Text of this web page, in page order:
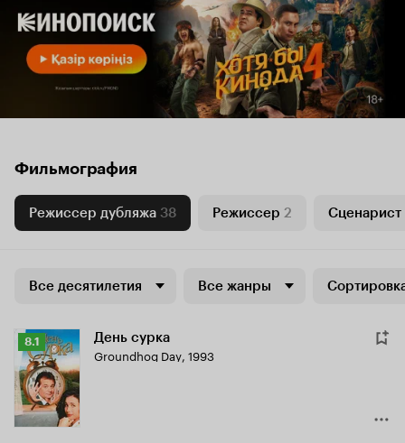
Фильмография
Режиссер дубляжа 38 Режиссер 2 Сценарист
Все десятилетия Все жанры
Рейтинг
Кинопоиска
8.1
8.1 День сурка
Groundhog Day, 1993